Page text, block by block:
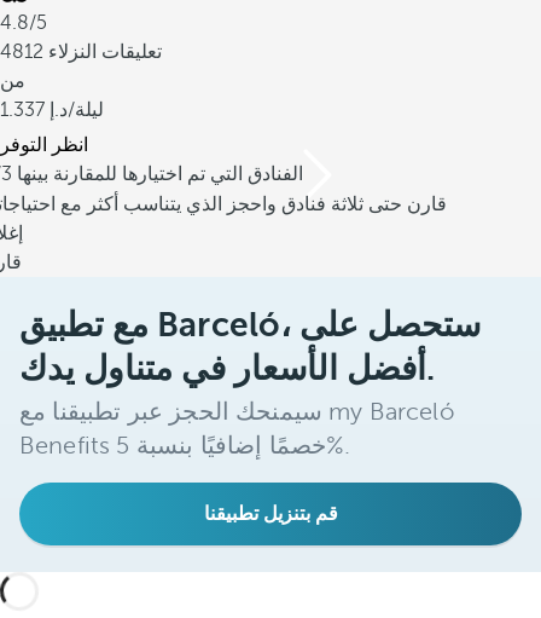
4.8/5
4812 تعليقات النزلاء
من
1.337
/ليلة
انظر التوفر
/3 الفنادق التي تم اختيارها للمقارنة بينها
قارن حتى ثلاثة فنادق واحجز الذي يتناسب أكثر مع
مع تطبيق Barceló، ستحصل على
أفضل الأسعار في متناول يدك.
سيمنحك الحجز عبر تطبيقنا مع my Barceló
Benefits خصمًا إضافيًا بنسبة 5%.
قم بتنزيل تطبيقنا